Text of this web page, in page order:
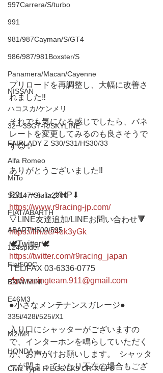
997Carrera/S/turbo
991
981/987Cayman/S/GT4
986/987/981Boxster/S
Panamera/Macan/Cayenne
NISSAN
ハコスカ/ケンメリ
32〜35GT-R/SKYLINE
FAIRLADY Z S30/S31/HS30/33
Alfa Romeo
MiTo
SZ/147/Giulia2000
FIAT/ABARTH
ABARTH500/595
124spider
Fiat500C
BMW/MINI
E46M3
335i/428i/525i/X1
M2/M4
HONDA
Civic Type R EG6/EK9 CR-X EF8
プリロードを再調整し、大幅に改善さ
れました‼️
それでも気になる感じでしたら、バネ
レートを変更してみるのも良さそうで
す😊✨
ありがとうございました‼️
R9レーシングHP⬇︎
https://www.r9racing-jp.com/
🔻LINE友達追加/LINEお問い合わせ🔻
https://lin.ee/4ek3yGk
🕊Twitter🕊
https://twitter.com/r9racing_japan
TEL/FAX 03-6336-0775
📩r9.racingteam.911@gmail.com
●小さなメンテナンスガレージ●
入り口にシャッターがございますの
で、インターホンを鳴らしていただく
か、お声がけお願いします。  シャッタ
ーが閉まっていたり不在の場合もござ